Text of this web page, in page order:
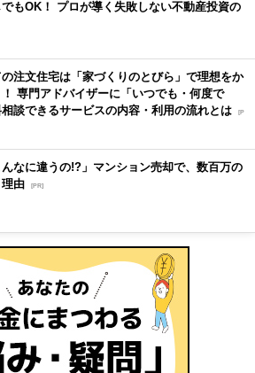
でもOK！ プロが導く失敗しない不動産投資の
の注文住宅は「家づくりのとびら」で理想をか
！ 専門アドバイザーに「いつでも・何度で
相談できるサービスの内容・利用の流れとは [P
んなに違うの!?」マンション売却で、数百万の
理由 [PR]